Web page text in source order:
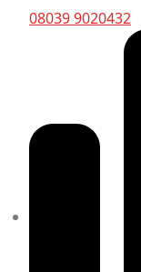
08039 9020432